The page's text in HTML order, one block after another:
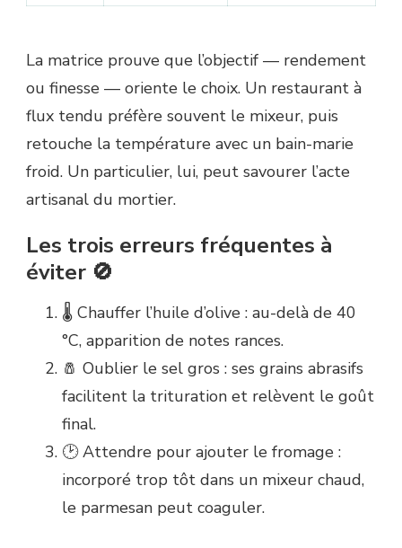
La matrice prouve que l’objectif — rendement
ou finesse — oriente le choix. Un restaurant à
flux tendu préfère souvent le mixeur, puis
retouche la température avec un bain-marie
froid. Un particulier, lui, peut savourer l’acte
artisanal du mortier.
Les trois erreurs fréquentes à
éviter 🚫
🌡️ Chauffer l’huile d’olive : au-delà de 40
°C, apparition de notes rances.
🧂 Oublier le sel gros : ses grains abrasifs
facilitent la trituration et relèvent le goût
final.
🕑 Attendre pour ajouter le fromage :
incorporé trop tôt dans un mixeur chaud,
le parmesan peut coaguler.